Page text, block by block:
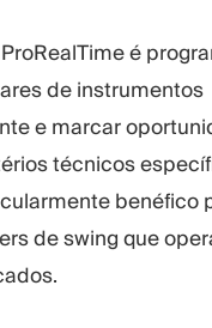
é
de instrumentos
e marcar
técnicos
benéfico
de swing que